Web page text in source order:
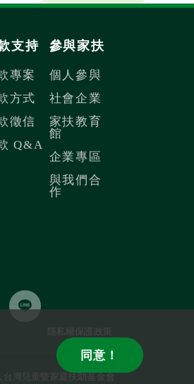
支持
專案
方式
徵信
Q&A
參與家扶
個人參與
社會企業
家扶教育
館
企業專區
與我們合
作
隱私權保護政策
灣兒童暨家庭扶助基金會
同意！